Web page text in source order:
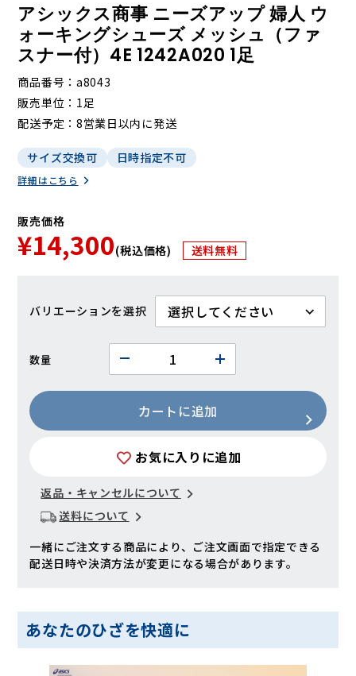
アシックス商事 ニーズアップ 婦人 ウ
ォーキングシューズ メッシュ（ファ
スナー付）4E 1242A020 1足
商品番号
a8043
販売単位
1足
配送予定
8営業日以内に発送
サイズ交換可 日時指定不可
詳細はこちら
販売価格
¥14,300(税込価格) 送料無料
バリエーション
数量
カートに追加
お気に入りに追加
返品・キャンセルについて
送料について
一緒にご注文する商品により、ご注文画面で指定できる
配送日時や決済方法が変更になる場合があります。
あなたのひざを快適に